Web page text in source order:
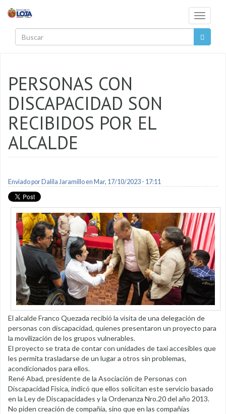
Toggle
PERSONAS CON
DISCAPACIDAD SON
RECIBIDOS POR EL
ALCALDE
Enviado por Dalila Jaramilloen Mar, 17/10/2023 - 17:11
El alcalde Franco Quezada recibió la visita de una delegación de
personas con discapacidad, quienes presentaron un proyecto para
la movilización de los grupos vulnerables.
El proyecto se trata de contar con unidades de taxi accesibles que
les permita trasladarse de un lugar a otros sin problemas,
acondicionados para ellos.
René Abad, presidente de la Asociación de Personas con
Discapacidad Física, indicó que ellos solicitan este servicio basado
en la Ley de Discapacidades y la Ordenanza Nro.20 del año 2013.
No piden creación de compañía, sino que en las compañías